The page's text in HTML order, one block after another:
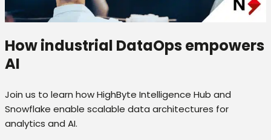
How industrial DataOps empowers
AI
Join us to learn how HighByte Intelligence Hub and
Snowflake enable scalable data architectures for
analytics and AI.